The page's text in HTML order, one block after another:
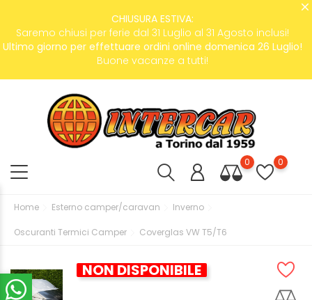
CHIUSURA ESTIVA:
Saremo chiusi per ferie dal 31 Luglio al 31 Agosto inclusi!
Ultimo giorno per effettuare ordini online domenica 26 Luglio!
Buone vacanze a tutti!
0 0
Home Esterno camper/caravan Inverno
Oscuranti Termici Camper Coverglas VW T5/T6
NON DISPONIBILE